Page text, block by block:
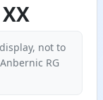
not to
RG